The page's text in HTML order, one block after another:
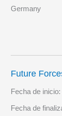
Germany
Future
Fecha de inicio:
Fecha de